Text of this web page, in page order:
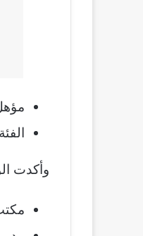
الفئة
وأكدت